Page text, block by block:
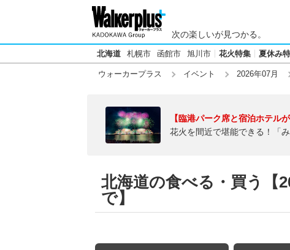
次の楽しいが見つかる。
北海道 札幌市 函館市 旭川市 花火特集 夏休み
ウォーカープラス イベント 2026年07月
【臨港パーク席と宿泊ホテルが
花火を間近で堪能できる！「
北海道の食べる・買う【
で】